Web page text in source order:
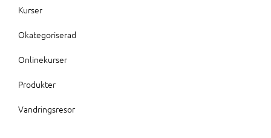
Kurser
Okategoriserad
Onlinekurser
Produkter
Vandringsresor